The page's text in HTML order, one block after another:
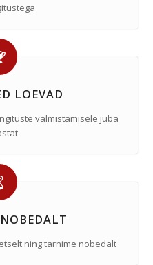
LOEVAD
valmistamisele juba
ning tarnime nobedalt